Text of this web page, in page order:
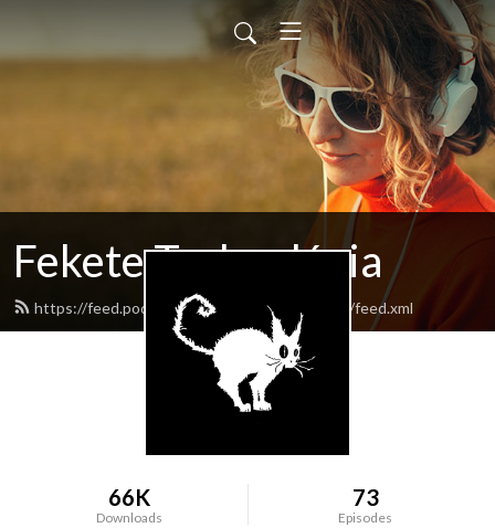
Fekete Technológia
https://feed.podbean.com/feketetechnologia/feed.xml
66K
Downloads
73
Episodes